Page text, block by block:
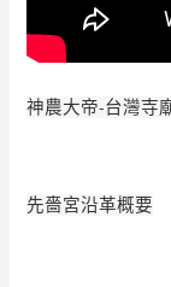
神農大帝-台灣寺
先嗇宮沿革概要